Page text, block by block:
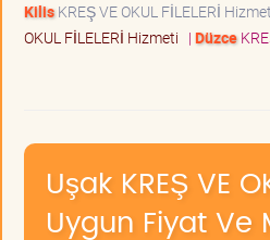
KilisKREŞ VE OKUL FİLELERİ
OKUL FİLELERİ Hizmeti | Düzce
Uşak KREŞ VE
Uygun Fiyat Ve